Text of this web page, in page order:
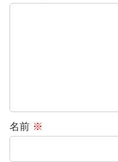
名前 ※